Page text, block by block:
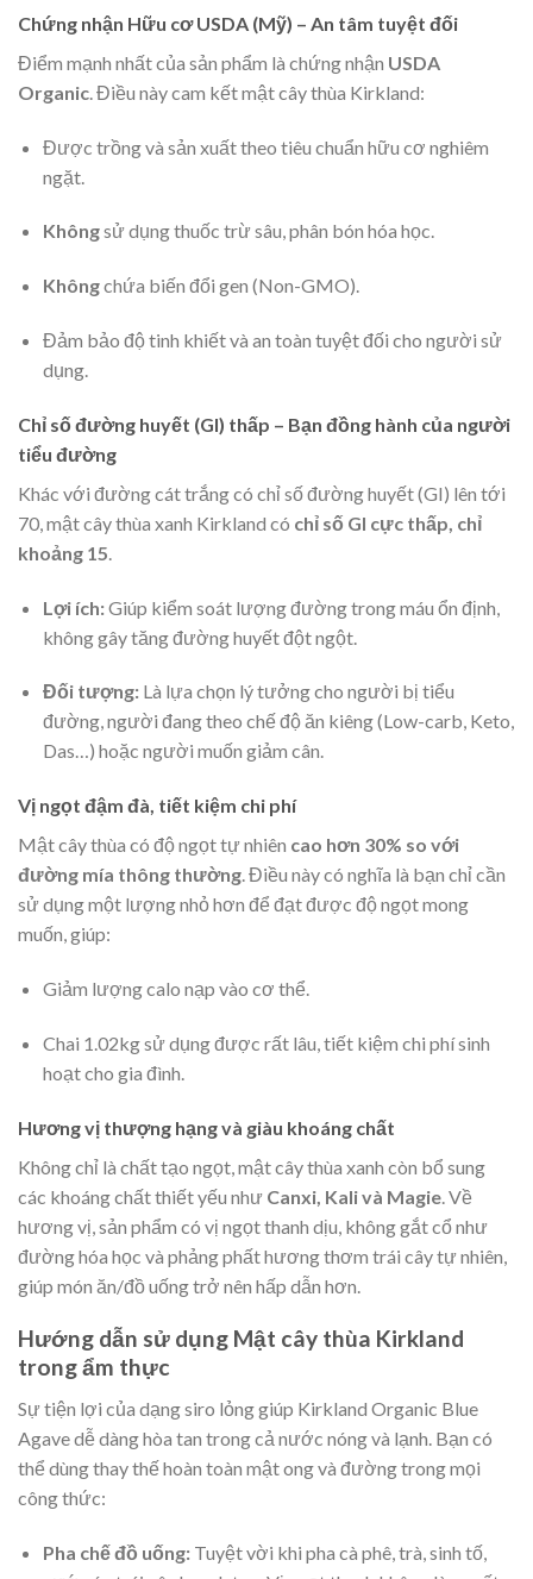
Chứng nhận Hữu cơ USDA (Mỹ) – An tâm tuyệt đối
Điểm mạnh nhất của sản phẩm là chứng nhận USDA
Organic . Điều này cam kết mật cây thùa Kirkland:
Được trồng và sản xuất theo tiêu chuẩn hữu cơ nghiêm
ngặt.
Khôngsử dụng thuốc trừ sâu, phân bón hóa học.
Khôngchứa biến đổi gen (Non-GMO).
Đảm bảo độ tinh khiết và an toàn tuyệt đối cho người sử
dụng.
Chỉ số đường huyết (GI) thấp – Bạn đồng hành của người
tiểu đường
Khác với đường cát trắng có chỉ số đường huyết (GI) lên tới
70, mật cây thùa xanh Kirkland có chỉ số GI cực thấp, chỉ
khoảng 15
Lợi ích:Giúp kiểm soát lượng đường trong máu ổn định,
không gây tăng đường huyết đột ngột.
Đối tượng:Là lựa chọn lý tưởng cho người bị tiểu
đường, người đang theo chế độ ăn kiêng (Low-carb, Keto,
Das…) hoặc người muốn giảm cân.
Vị ngọt đậm đà, tiết kiệm chi phí
Mật cây thùa có độ ngọt tự nhiên cao hơn 30% so với
đường mía thông thường. Điều này có nghĩa là bạn chỉ cần
sử dụng một lượng nhỏ hơn để đạt được độ ngọt mong
muốn, giúp:
Giảm lượng calo nạp vào cơ thể.
Chai 1.02kg sử dụng được rất lâu, tiết kiệm chi phí sinh
hoạt cho gia đình.
Hương vị thượng hạng và giàu khoáng chất
Không chỉ là chất tạo ngọt, mật cây thùa xanh còn bổ sung
các khoáng chất thiết yếu như Canxi, Kali và Magie . Về
hương vị, sản phẩm có vị ngọt thanh dịu, không gắt cổ như
đường hóa học và phảng phất hương thơm trái cây tự nhiên,
giúp món ăn/đồ uống trở nên hấp dẫn hơn.
Hướng dẫn sử dụng Mật cây thùa Kirkland
trong ẩm thực
Sự tiện lợi của dạng siro lỏng giúp Kirkland Organic Blue
Agave dễ dàng hòa tan trong cả nước nóng và lạnh. Bạn có
thể dùng thay thế hoàn toàn mật ong và đường trong mọi
công thức:
Pha chế đồ uống:Tuyệt vời khi pha cà phê, trà, sinh tố,